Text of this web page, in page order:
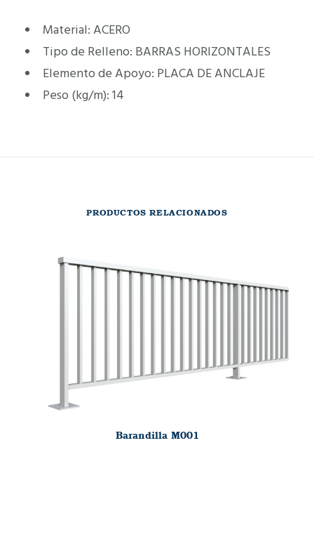
Material: ACERO
Tipo de Relleno: BARRAS HORIZONTALES
Elemento de Apoyo: PLACA DE ANCLAJE
Peso (kg/m): 14
PRODUCTOS RELACIONADOS
Barandilla M001